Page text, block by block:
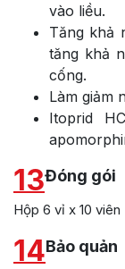
vào liều.
Tăng khả
tăng khả
cống.
Làm giảm
Itoprid
13Đóng gói
Hộp 6 vỉ x 10 viên
14Bảo quản